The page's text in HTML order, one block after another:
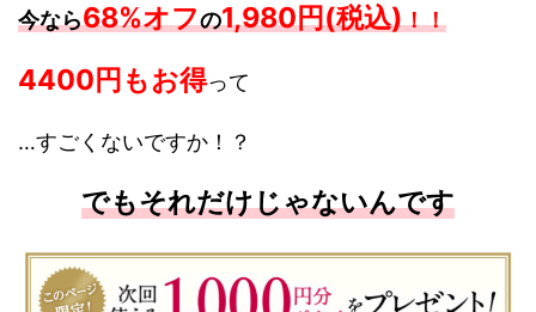
今なら68%オフの1,980円(税込)！！
4400円もお得って
…すごくないですか！？
でもそれだけじゃないんです